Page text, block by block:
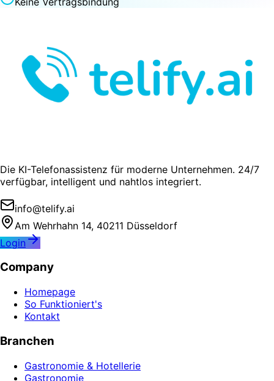
Die KI-Telefonassistenz für moderne Unternehmen. 24/7
verfügbar, intelligent und nahtlos integriert.
info@telify.ai
Am Wehrhahn 14, 40211 Düsseldorf
Login
Company
Homepage
So Funktioniert's
Kontakt
Branchen
Gastronomie & Hotellerie
Gastronomie